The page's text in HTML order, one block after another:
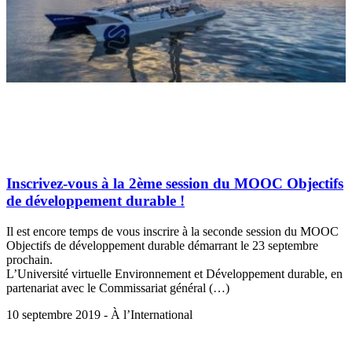
Inscrivez-vous à la 2ème session du MOOC Objectifs
de développement durable !
Il est encore temps de vous inscrire à la seconde session du MOOC
Objectifs de développement durable démarrant le 23 septembre
prochain.
L’Université virtuelle Environnement et Développement durable, en
partenariat avec le Commissariat général (…)
10 septembre 2019 - À l’International